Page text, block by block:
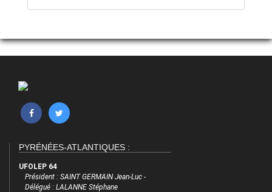
PYRÉNÉES-ATLANTIQUES :
UFOLEP 64
Président : SAINT GERMAIN Jean-Luc -
Délégué : LALANNE Stéphane